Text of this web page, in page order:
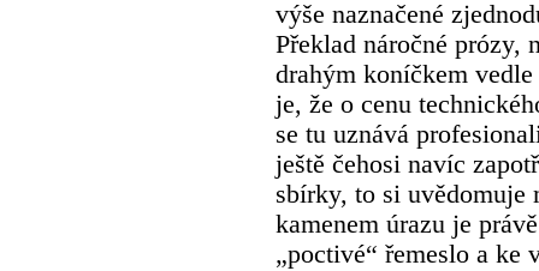
výše naznačené
Překlad náročné prózy,
drahým koníčkem
je, že o cenu
se tu uznává
ještě čehosi navíc
sbírky, to si uvědomuje
kamenem úrazu je
„poctivé“ řemeslo a ke